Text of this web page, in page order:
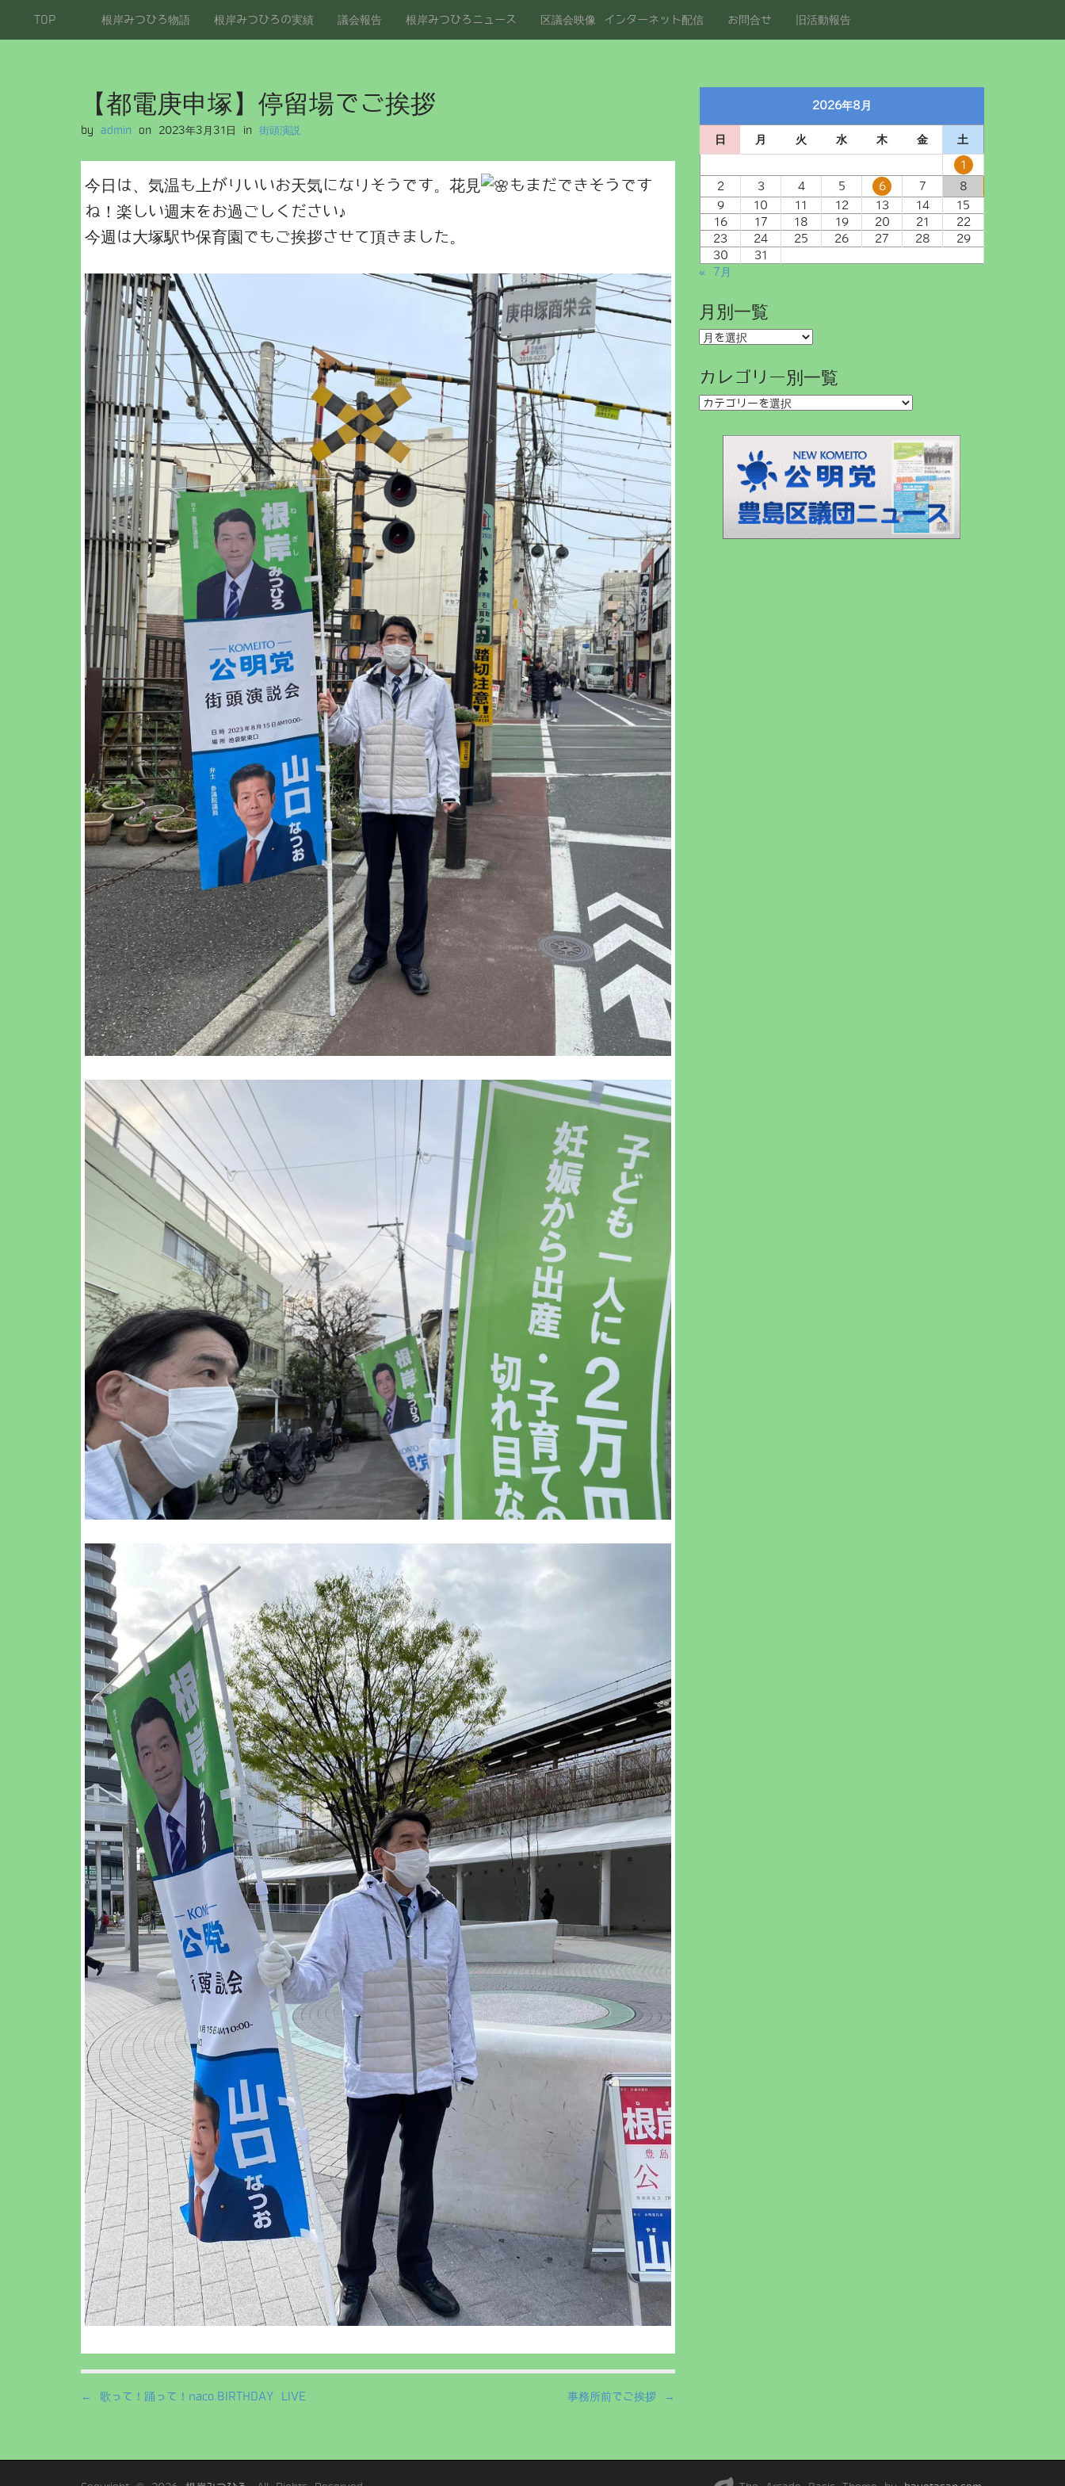
i
i
TOP 根岸みつひろ物語 根岸みつひろの実績 議会報告 根岸みつひろニュース 区議会映像 インターネット配信 お問合せ 旧活動報告
【都電庚申塚】停留場でご挨拶
by admin on 2023年3月31日 in 街頭演説
今日は、気温も上がりいいお天気になりそうです。花見
もまだできそうです
ね！楽しい週末をお過ごしください♪
今週は大塚駅や保育園でもご挨拶させて頂きました。
P
t
← 歌って！踊って！naco.BIRTHDAY LIVE 事務所前でご挨拶 →
2026年8月
日 月 火 水 木 金
土
1
2
3 4 5 6 7
8
9
10 11 12 13 14
15
16
17 18 19 20 21
22
23
24 25 26 27 28
29
30
31
« 7月
月別一覧
月
一
覧
カレゴリー別一覧
カ